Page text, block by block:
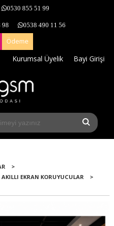
0530 855 51 99
98 0538 490 11 56
Ödeme
Kurumsal Üyelik Bayi Girişi
>
AKILLI EKRAN KORUYUCULAR
>